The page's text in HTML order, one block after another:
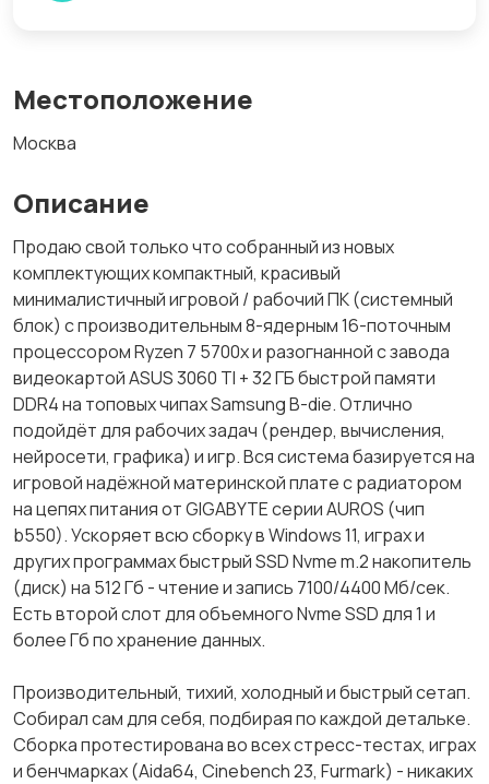
Местоположение
Москва
Описание
Продаю свой только что собранный из новых
комплектующих компактный, красивый
минималистичный игровой / рабочий ПК (системный
блок) с производительным 8-ядерным 16-поточным
процессором Ryzen 7 5700x и разогнанной с завода
видеокартой ASUS 3060 TI + 32 ГБ быстрой памяти
DDR4 на топовых чипах Samsung B-die. Отлично
подойдёт для рабочих задач (рендер, вычисления,
нейросети, графика) и игр. Вся система базируется на
игровой надёжной материнской плате с радиатором
на цепях питания от GIGABYTE серии AUROS (чип
b550). Ускоряет всю сборку в Windows 11, играх и
других программах быстрый SSD Nvme m.2 накопитель
(диск) на 512 Гб - чтение и запись 7100/4400 Мб/сек.
Есть второй слот для объемного Nvme SSD для 1 и
более Гб по хранение данных.
Производительный, тихий, холодный и быстрый сетап.
Собирал сам для себя, подбирая по каждой детальке.
Сборка протестирована во всех стресс-тестах, играх
и бенчмарках (Aida64, Cinebench 23, Furmark) - никаких